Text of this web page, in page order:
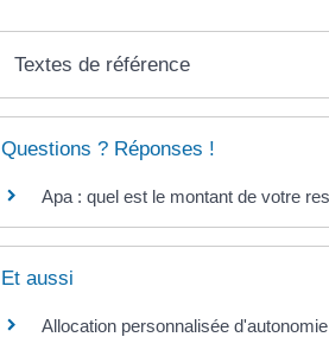
Textes de référence
Questions ? Réponses !
Apa : quel est le montant de votre
Et aussi
Allocation personnalisée